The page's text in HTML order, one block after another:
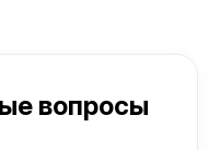
вопросы